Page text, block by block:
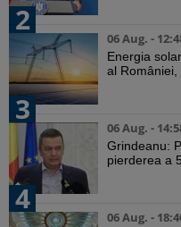
2
06 Aug. -
Energia
al României,
3
06 Aug. -
Grindeanu:
pierderea a
4
06 Aug. -